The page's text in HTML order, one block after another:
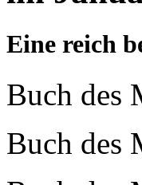
Eine reich
Buch des
Buch des